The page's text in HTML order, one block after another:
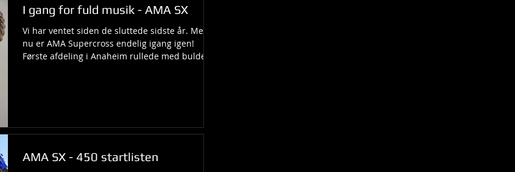
I gang for fuld musik - AMA SX
Vi har ventet siden de sluttede sidste år. Men
nu er AMA Supercross endelig igang igen!
Første afdeling i Anaheim rullede med bulder
AMA SX - 450 startlisten